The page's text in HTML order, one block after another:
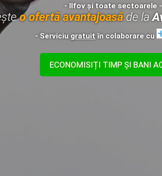
- Ilfov și toate sectoarele -
o ofertă avantajoasă de la
- Serviciu gratuit în colaborare cu
ECONOMISIȚI TIMP ȘI BANI